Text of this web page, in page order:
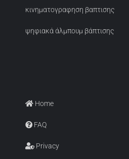
κινηματογραφηση βαπτισης
ψηφιακά άλμπουμ βάπτισης
Home
FAQ
Privacy